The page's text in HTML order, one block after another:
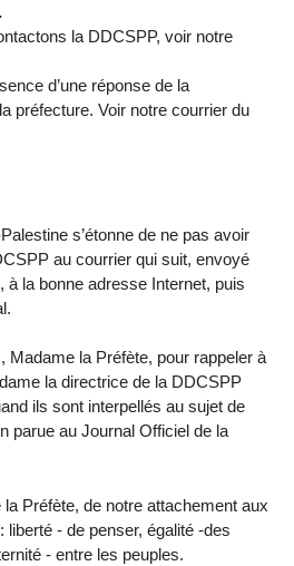
la DDCSPP, voir notre
d’une réponse de la
préfecture. Voir notre courrier du
s’étonne de ne pas avoir
au courrier qui suit, envoyé
à la bonne adresse Internet, puis
Madame la Préfète, pour rappeler à
la directrice de la DDCSPP
ils sont interpellés au sujet de
parue au Journal Officiel de la
Préfète, de notre attachement aux
liberté - de penser, égalité -des
- entre les peuples.